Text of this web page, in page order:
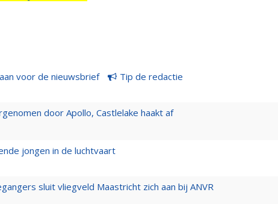
voor de nieuwsbrief Tip de redactie
door Apollo, Castlelake haakt af
jongen in de luchtvaart
sluit vliegveld Maastricht zich aan bij ANVR